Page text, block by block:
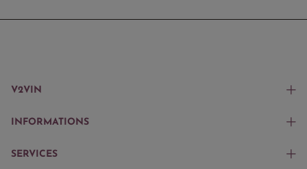
V2VIN
INFORMATIONS
SERVICES